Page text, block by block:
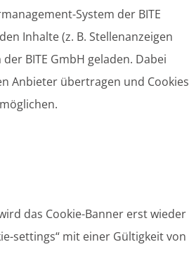
System der BITE
Inhalte (z. B. Stellenanzeigen
BITE GmbH geladen. Dabei
Anbieter übertragen und Cookies
das Cookie-Banner erst wieder
settings“ mit einer Gültigkeit von